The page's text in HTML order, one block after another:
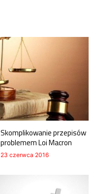
Skomplikowanie przepisów
problemem Loi Macron
23 czerwca 2016